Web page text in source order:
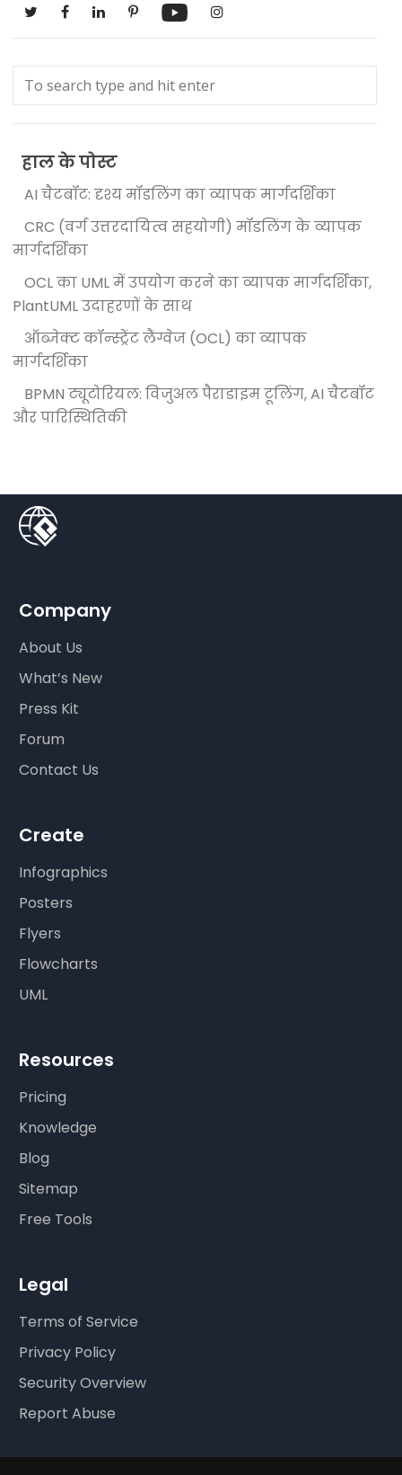
हाल के पोस्ट
AI चैटबॉट: दृश्य मॉडलिंग का व्यापक मार्गदर्शिका
CRC (वर्ग उत्तरदायित्व सहयोगी) मॉडलिंग के व्यापक
मार्गदर्शिका
OCL का UML में उपयोग करने का व्यापक मार्गदर्शिका,
PlantUML उदाहरणों के साथ
ऑब्जेक्ट कॉन्स्ट्रेंट लैंग्वेज (OCL) का व्यापक
मार्गदर्शिका
BPMN ट्यूटोरियल: विजुअल पैराडाइम टूलिंग, AI चैटबॉट
और पारिस्थितिकी
Company
About Us
What’s New
Press Kit
Forum
Contact Us
Create
Infographics
Posters
Flyers
Flowcharts
UML
Resources
Pricing
Knowledge
Blog
Sitemap
Free Tools
Legal
Terms of Service
Privacy Policy
Security Overview
Report Abuse